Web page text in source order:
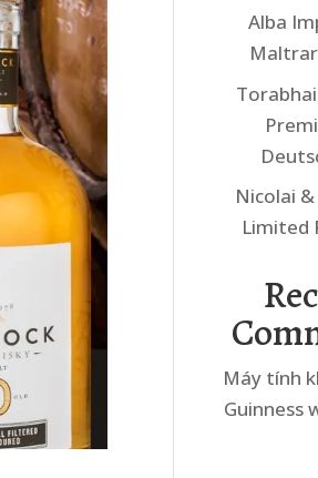
Alba
Nicolai
Limited
Máy tính
Guinness